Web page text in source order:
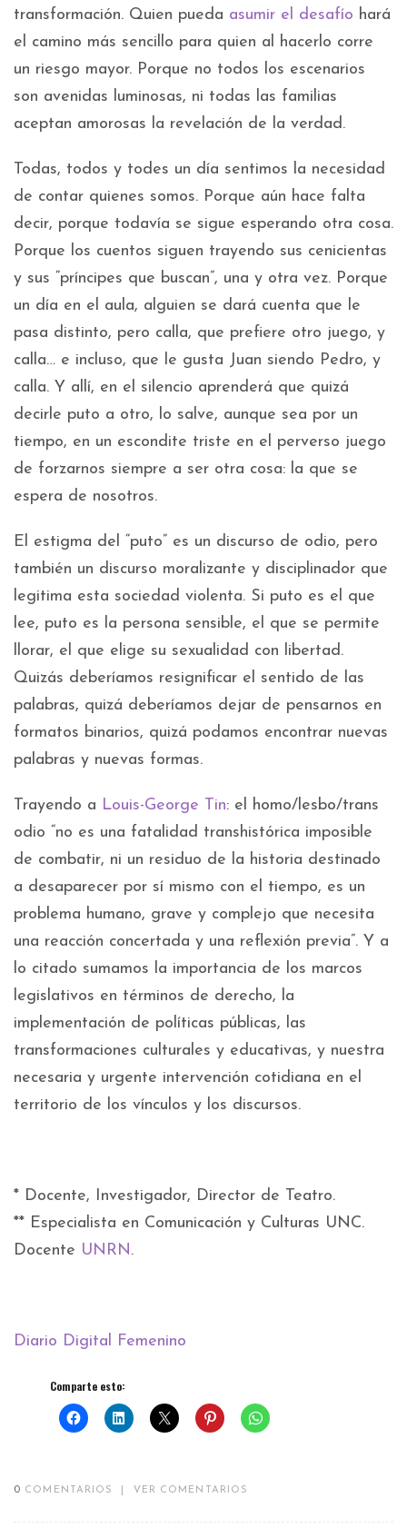
transformación. Quien pueda asumir el desafío hará
el camino más sencillo para quien al hacerlo corre
un riesgo mayor. Porque no todos los escenarios
son avenidas luminosas, ni todas las familias
aceptan amorosas la revelación de la verdad.
Todas, todos y todes un día sentimos la necesidad
de contar quienes somos. Porque aún hace falta
decir, porque todavía se sigue esperando otra cosa.
Porque los cuentos siguen trayendo sus cenicientas
y sus “príncipes que buscan”, una y otra vez. Porque
un día en el aula, alguien se dará cuenta que le
pasa distinto, pero calla, que prefiere otro juego, y
calla… e incluso, que le gusta Juan siendo Pedro, y
calla. Y allí, en el silencio aprenderá que quizá
decirle puto a otro, lo salve, aunque sea por un
tiempo, en un escondite triste en el perverso juego
de forzarnos siempre a ser otra cosa: la que se
espera de nosotros.
El estigma del “puto” es un discurso de odio, pero
también un discurso moralizante y disciplinador que
legitima esta sociedad violenta. Si puto es el que
lee, puto es la persona sensible, el que se permite
llorar, el que elige su sexualidad con libertad.
Quizás deberíamos resignificar el sentido de las
palabras, quizá deberíamos dejar de pensarnos en
formatos binarios, quizá podamos encontrar nuevas
palabras y nuevas formas.
Trayendo a Louis-George Tin: el homo/lesbo/trans
odio “no es una fatalidad transhistórica imposible
de combatir, ni un residuo de la historia destinado
a desaparecer por sí mismo con el tiempo, es un
problema humano, grave y complejo que necesita
una reacción concertada y una reflexión previa”. Y a
lo citado sumamos la importancia de los marcos
legislativos en términos de derecho, la
implementación de políticas públicas, las
transformaciones culturales y educativas, y nuestra
necesaria y urgente intervención cotidiana en el
territorio de los vínculos y los discursos.
* Docente, Investigador, Director de Teatro.
** Especialista en Comunicación y Culturas UNC.
Docente UNRN.
Diario Digital Femenino
Comparte esto:
0 COMENTARIOS VER COMENTARIOS